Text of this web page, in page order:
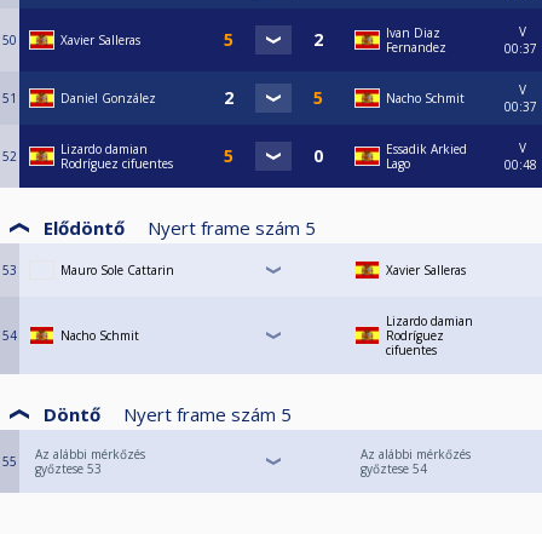
50 Xavier Salleras
Ivan Diaz
Fernandez
V
00:37
51 Daniel González Nacho Schmit
V
00:37
52
Lizardo damian
Rodríguez cifuentes
Essadik Arkied
Lago
V
00:48
Elődöntő Nyert frame szám 5
53 Mauro Sole Cattarin Xavier Salleras
54 Nacho Schmit
Lizardo damian
Rodríguez
cifuentes
Döntő Nyert frame szám 5
55
Az alábbi mérkőzés
győztese 53
Az alábbi mérkőzés
győztese 54